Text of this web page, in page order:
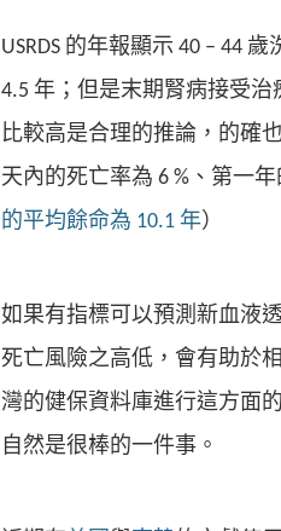
USRDS 的年報顯示 40 – 44
4.5 年；但是末期腎病接受
比較高是合理的推論，的確
天內的死亡率為 6 %、第一年
的平均餘命為 10.1 年）
如果有指標可以預測新血液
死亡風險之高低，會有助於
灣的健保資料庫進行這方面
自然是很棒的一件事。